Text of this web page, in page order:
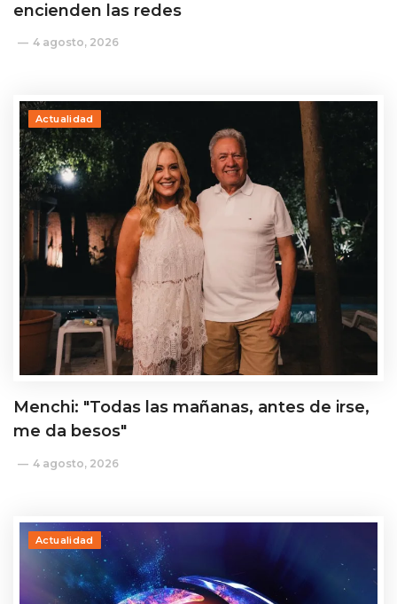
encienden las redes
4 agosto, 2026
Actualidad
Menchi: "Todas las mañanas, antes de irse,
me da besos"
4 agosto, 2026
Actualidad